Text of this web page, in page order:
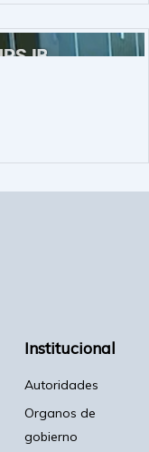
Institucional
Autoridades
Organos de
gobierno